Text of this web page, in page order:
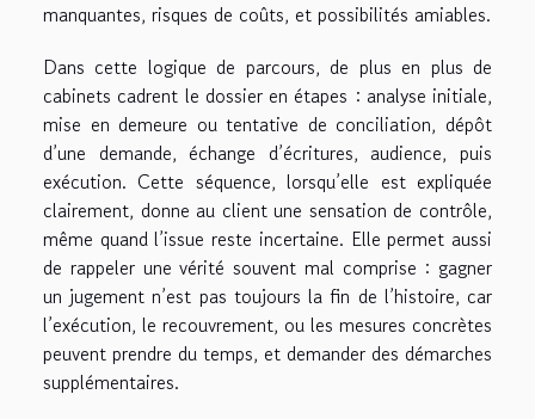
manquantes, risques de coûts, et possibilités amiables.
Dans cette logique de parcours, de plus en plus de
cabinets cadrent le dossier en étapes : analyse initiale,
mise en demeure ou tentative de conciliation, dépôt
d’une demande, échange d’écritures, audience, puis
exécution. Cette séquence, lorsqu’elle est expliquée
clairement, donne au client une sensation de contrôle,
même quand l’issue reste incertaine. Elle permet aussi
de rappeler une vérité souvent mal comprise : gagner
un jugement n’est pas toujours la fin de l’histoire, car
l’exécution, le recouvrement, ou les mesures concrètes
peuvent prendre du temps, et demander des démarches
supplémentaires.